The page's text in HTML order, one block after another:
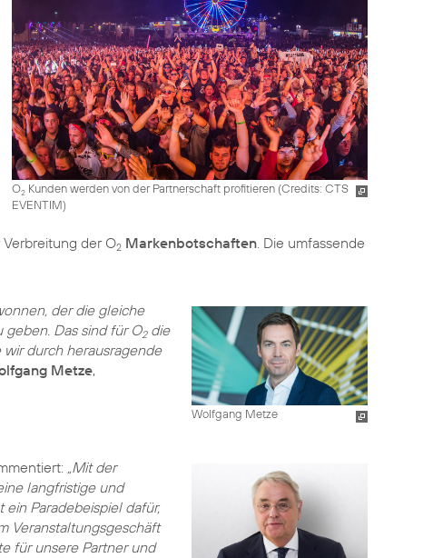
O2Kunden werden von der Partnerschaft profitieren (Credits: CTS
EVENTIM)
der O2 Markenbotschaften. Die umfassende
Wolfgang Metze
der die gleiche
Das sind für O2die
durch herausragende
Metze,
„Mit der
langfristige und
Paradebeispiel dafür,
Veranstaltungsgeschäft
für unsere Partner und